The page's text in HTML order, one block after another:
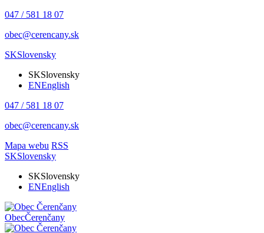
047 / 581 18 07
obec@cerencany.sk
SKSlovensky
SKSlovensky
ENEnglish
047 / 581 18 07
obec@cerencany.sk
Mapa webu RSS
SKSlovensky
SKSlovensky
ENEnglish
ObecČerenčany